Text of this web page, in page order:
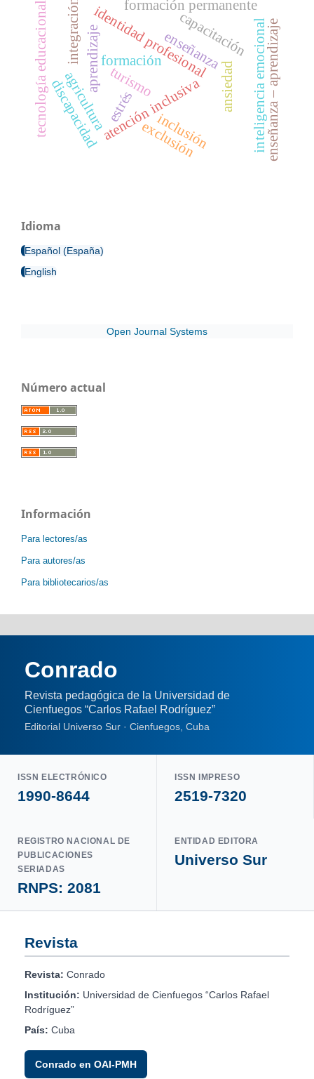
formación
atención inclusiva
identidad profesional
enseñanza
aprendizaje
inclusión
exclusión
discapacidad
capacitación
tecnología educacional estrés ansiedad
formación permanente
agricultura turismo inteligencia emocional
integración enseñanza – aprendizaje
Idioma
Español (España)
English
Open Journal Systems
Número actual
Información
Para lectores/as
Para autores/as
Para bibliotecarios/as
Conrado
Revista pedagógica de la Universidad de
Cienfuegos “Carlos Rafael Rodríguez”
Editorial Universo Sur · Cienfuegos, Cuba
ISSN ELECTRÓNICO
1990-8644
ISSN IMPRESO
2519-7320
REGISTRO NACIONAL DE
PUBLICACIONES
SERIADAS
RNPS: 2081
ENTIDAD EDITORA
Universo Sur
Revista
Revista: Conrado
Institución: Universidad de Cienfuegos “Carlos Rafael
Rodríguez”
País: Cuba
Conrado en OAI-PMH